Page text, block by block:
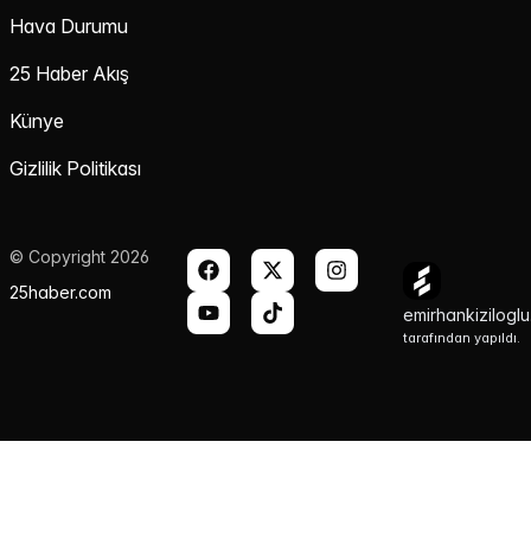
Hava Durumu
25 Haber Akış
Künye
Gizlilik Politikası
© Copyright 2026
25haber.com
tarafından yapıldı.